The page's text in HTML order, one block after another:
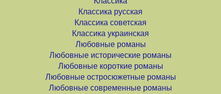
Классика русская
Классика советская
Классика украинская
Любовные романы
Любовные исторические романы
Любовные короткие романы
Любовные остросюжетные романы
Любовные современные романы